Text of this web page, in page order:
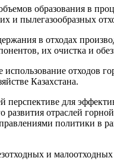
образования в
и пылегазообразных
в отходах
их очистка и
использование отходов
Казахстана.
перспективе для
развития отраслей
политики в
и